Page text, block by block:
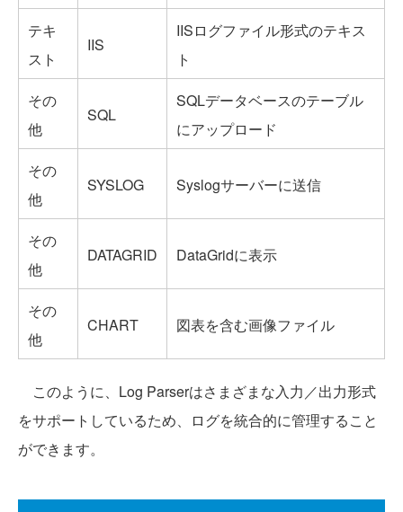
テキ
スト
IIS
IISログファイル形式のテキス
ト
その
他
SQL
SQLデータベースのテーブル
にアップロード
その
他
SYSLOG Syslogサーバーに送信
その
他
DATAGRID DataGridに表示
その
他
CHART 図表を含む画像ファイル
このように、Log Parserはさまざまな入力／出力形式
をサポートしているため、ログを統合的に管理すること
ができます。